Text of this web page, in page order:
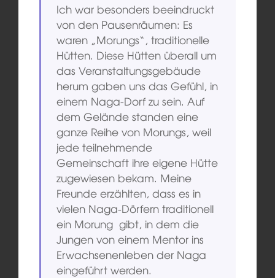
Ich war besonders beeindruckt
von den Pausenräumen: Es
waren „Morungs“, traditionelle
Hütten. Diese Hütten überall um
das Veranstaltungsgebäude
herum gaben uns das Gefühl, in
einem Naga-Dorf zu sein. Auf
dem Gelände standen eine
ganze Reihe von Morungs, weil
jede teilnehmende
Gemeinschaft ihre eigene Hütte
zugewiesen bekam. Meine
Freunde erzählten, dass es in
vielen Naga-Dörfern traditionell
ein Morung gibt, in dem die
Jungen von einem Mentor ins
Erwachsenenleben der Naga
eingeführt werden.